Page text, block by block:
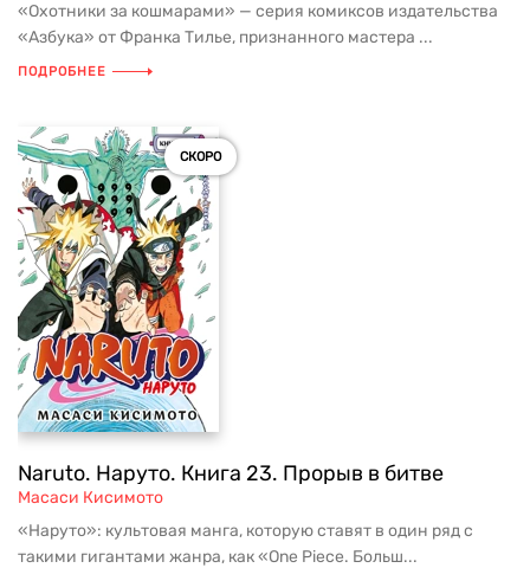
«Охотники за кошмарами» — серия комиксов издательства
«Азбука» от Франка Тилье, признанного мастера ...
ПОДРОБНЕЕ
СКОРО
Naruto. Наруто. Книга 23. Прорыв в битве
Масаси Кисимото
«Наруто»: культовая манга, которую ставят в один ряд с
такими гигантами жанра, как «One Piece. Больш...